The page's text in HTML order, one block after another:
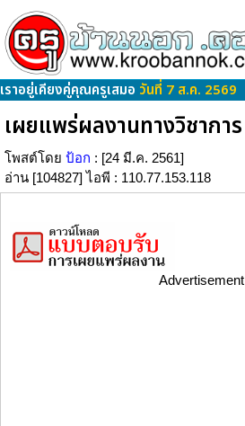
เราอยู่เคียงคู่คุณครูเสมอ วันที่ 7 ส.ค. 2569
เผยแพร่ผลงานทางวิชาการ
โพสต์โดย ป้อก : [24 มี.ค. 2561]
อ่าน [104827] ไอพี : 110.77.153.118
Advertisement